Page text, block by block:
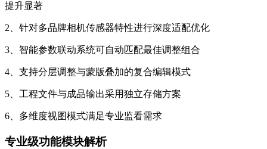
提升显著
2、针对多品牌相机传感器特性进行深度适配优化
3、智能参数联动系统可自动匹配最佳调整组合
4、支持分层调整与蒙版叠加的复合编辑模式
5、工程文件与成品输出采用独立存储方案
6、多维度视图模式满足专业监看需求
专业级功能模块解析